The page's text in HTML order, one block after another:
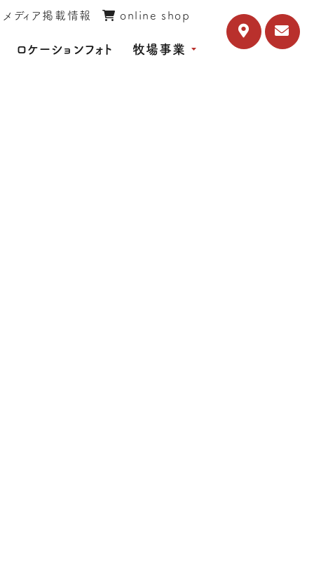
メディア掲載情報 online shop
ロケーションフォト 牧場事業